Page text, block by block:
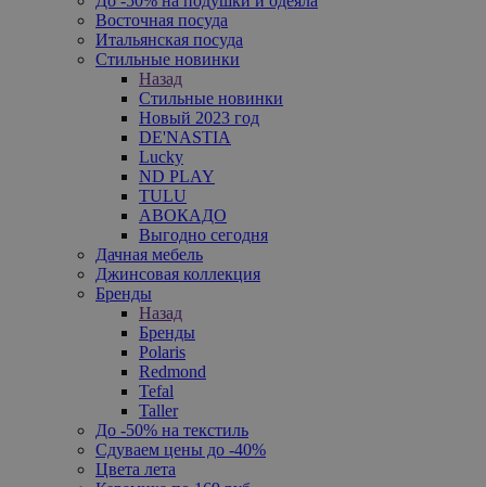
Восточная посуда
Итальянская посуда
Стильные новинки
Назад
Стильные новинки
Новый 2023 год
DE'NASTIA
Lucky
ND PLAY
TULU
АВОКАДО
Выгодно сегодня
Дачная мебель
Джинсовая коллекция
Бренды
Назад
Бренды
Polaris
Redmond
Tefal
Taller
До -50% на текстиль
Сдуваем цены до -40%
Цвета лета